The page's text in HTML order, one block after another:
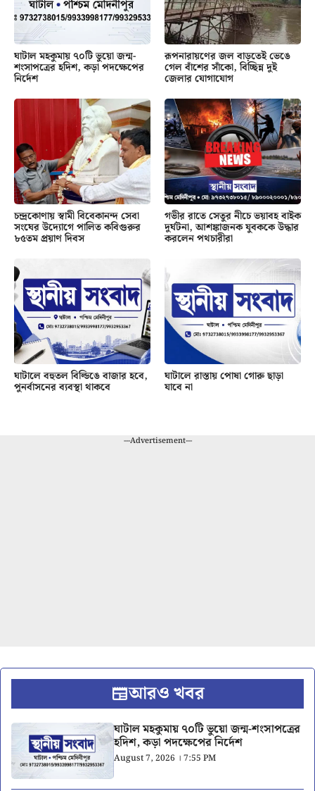
ঘাটাল মহকুমায় ৭০টি ভুয়ো জন্ম-
শংসাপত্রের হদিশ, কড়া পদক্ষেপের
নির্দেশ
রূপনারায়ণের জল বাড়তেই ভেঙে
গেল বাঁশের সাঁকো, বিচ্ছিন্ন দুই
জেলার যোগাযোগ
চন্দ্রকোণায় স্বামী বিবেকানন্দ সেবা
সংঘের উদ্যোগে পালিত কবিগুরুর
৮৫তম প্রয়াণ দিবস
গভীর রাতে সেতুর নীচে ভয়াবহ বাইক
দুর্ঘটনা, আশঙ্কাজনক যুবককে উদ্ধার
করলেন পথচারীরা
ঘাটালে বহুতল বিল্ডিঙে বাজার হবে,
পুনর্বাসনের ব্যবস্থা থাকবে
ঘাটালে রাস্তায় পোষা গোরু ছাড়া
যাবে না
---Advertisement---
আরও খবর
ঘাটাল মহকুমায় ৭০টি ভুয়ো জন্ম-শংসাপত্রের
হদিশ, কড়া পদক্ষেপের নির্দেশ
August 7, 2026 । 7:55 PM